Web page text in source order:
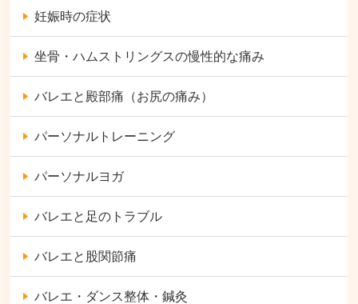
妊娠時の症状
坐骨・ハムストリングスの慢性的な痛み
バレエと殿部痛（お尻の痛み）
パーソナルトレーニング
パーソナルヨガ
バレエと足のトラブル
バレエと股関節痛
バレエ・ダンス整体・鍼灸